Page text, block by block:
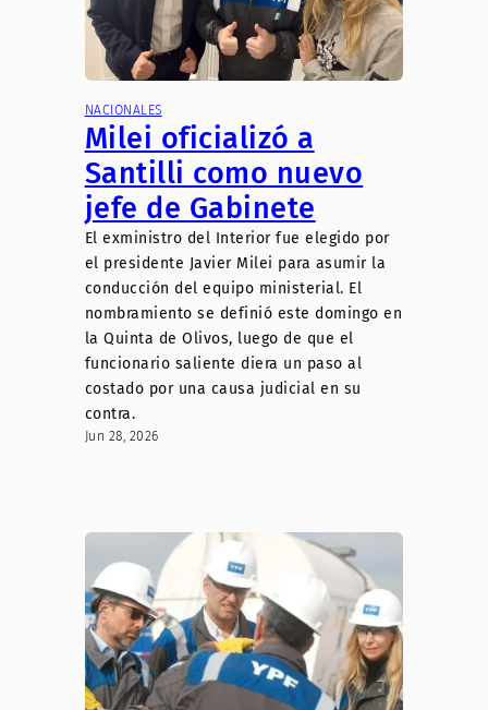
NACIONALES
Milei oficializó a
Santilli como nuevo
jefe de Gabinete
El exministro del Interior fue elegido por
el presidente Javier Milei para asumir la
conducción del equipo ministerial. El
nombramiento se definió este domingo en
la Quinta de Olivos, luego de que el
funcionario saliente diera un paso al
costado por una causa judicial en su
contra.
Jun 28, 2026